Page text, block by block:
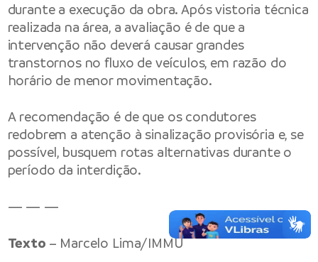
durante a execução da obra. Após vistoria técnica
realizada na área, a avaliação é de que a
intervenção não deverá causar grandes
transtornos no fluxo de veículos, em razão do
horário de menor movimentação.
A recomendação é de que os condutores
redobrem a atenção à sinalização provisória e, se
possível, busquem rotas alternativas durante o
período da interdição.
— — —
Texto – Marcelo Lima/IMMU